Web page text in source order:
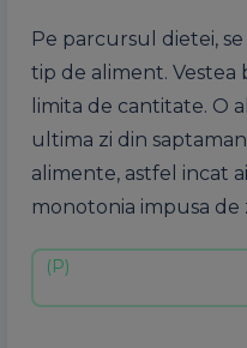
Pe parcursul dietei,
tip de aliment. Vestea
limita de cantitate. O
ultima zi din
alimente, astfel incat
monotonia impusa de